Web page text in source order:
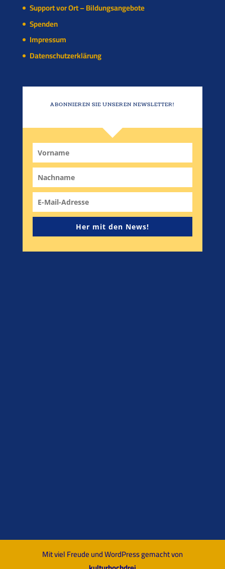
Support vor Ort – Bildungsangebote
Spenden
Impressum
Datenschutzerklärung
ABONNIEREN SIE UNSEREN NEWSLETTER!
Her mit den News!
Mit viel Freude und WordPress gemacht von